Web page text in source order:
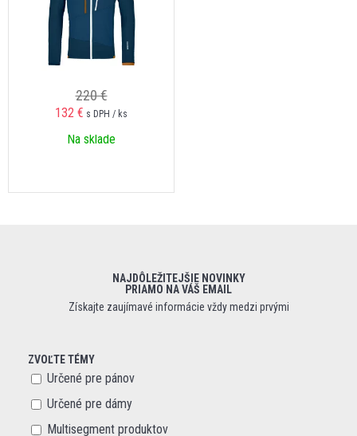
220 €
132 € s DPH / ks
Na sklade
NAJDÔLEŽITEJŠIE NOVINKY
PRIAMO NA VÁŠ EMAIL
Získajte zaujímavé informácie vždy medzi prvými
ZVOĽTE TÉMY
Určené pre pánov
Určené pre dámy
Multisegment produktov